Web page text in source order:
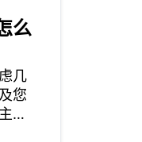
么
几
您
要
擅